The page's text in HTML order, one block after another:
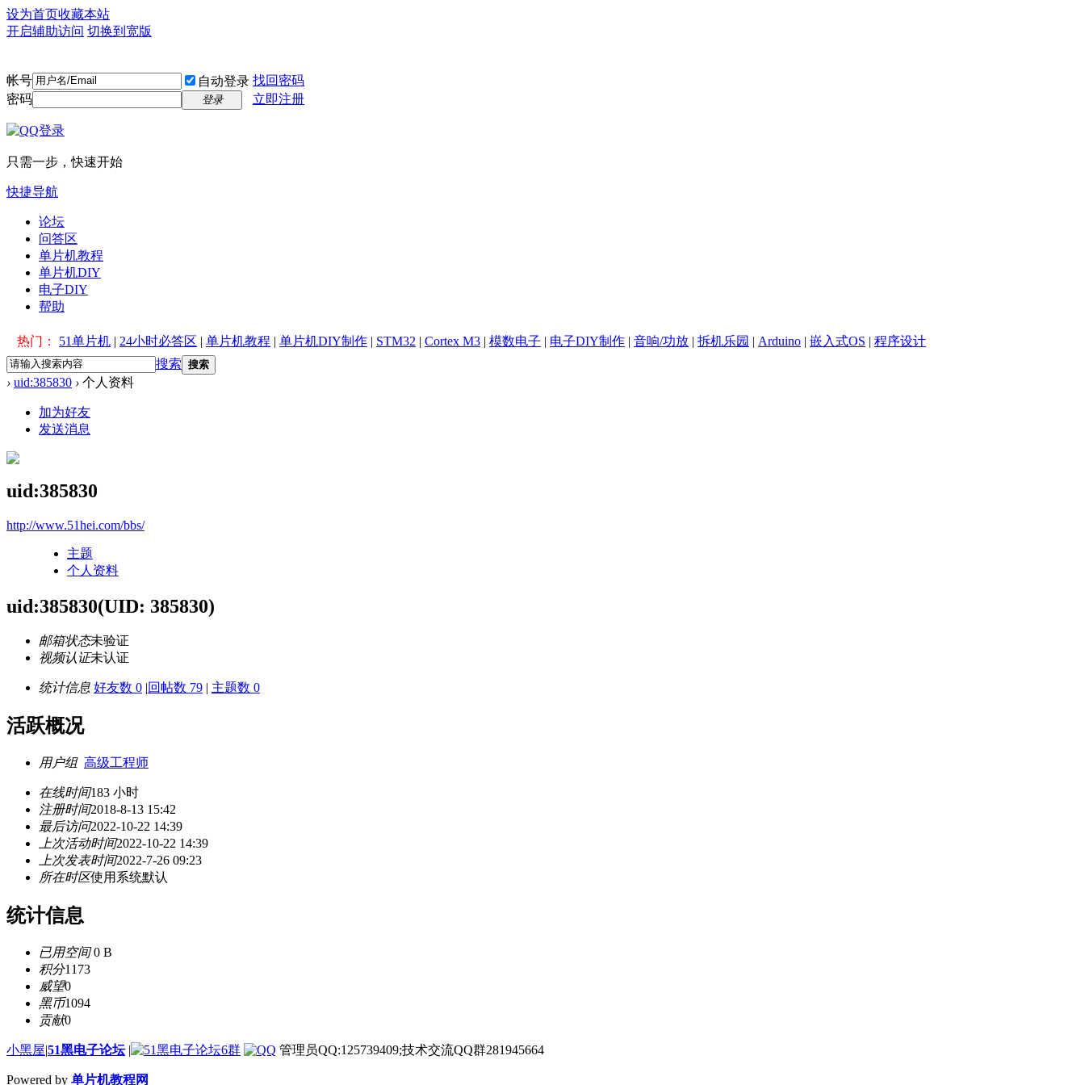
设为首页收藏本站
开启辅助访问 切换到宽版
帐号 自动登录 找回密码
密码
登录 立即注册
只需一步，快速开始
快捷导航
论坛
问答区
单片机教程
单片机DIY
电子DIY
帮助
热门： 51单片机 | 24小时必答区 | 单片机教程 | 单片机DIY制作 | STM32 | Cortex M3 | 模数电子 | 电子DIY制作 | 音响/功放 | 拆机乐园 | Arduino | 嵌入式OS | 程序设计
搜索 搜索
› uid:385830 › 个人资料
加为好友
发送消息
uid:385830
http://www.51hei.com/bbs/
主题
个人资料
uid:385830(UID: 385830)
邮箱状态未验证
视频认证未认证
统计信息 好友数 0 |回帖数 79 | 主题数 0
活跃概况
用户组 高级工程师
在线时间183 小时
注册时间2018-8-13 15:42
最后访问2022-10-22 14:39
上次活动时间2022-10-22 14:39
上次发表时间2022-7-26 09:23
所在时区使用系统默认
统计信息
已用空间0 B
积分1173
威望0
黑币1094
贡献0
小黑屋|51黑电子论坛 | 管理员QQ:125739409;技术交流QQ群281945664
Powered by 单片机教程网